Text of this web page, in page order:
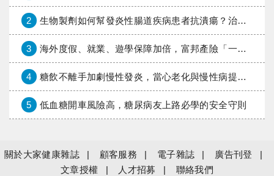
2 生物製劑如何幫發炎性腸道疾病患者抗潰瘍？治療進展與健保給付困境一次看
3 海外度假、就業、遊學保障加倍，富邦產險「一期逐夢」專案加碼遠距醫療與緊急救援
4 糖飲不離手加劇慢性發炎，當心老化與慢性病提早報到
5 低血糖開車風險高，糖尿病友上路必學的安全守則
關於大家健康雜誌 顧客服務 電子雜誌
廣告刊登
文章授權
人才招募 聯絡我們